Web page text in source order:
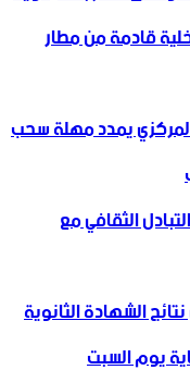
قادمة من مطار
يمدد مهلة سحب
الثقافي مع
الشهادة الثانوية
يوم السبت